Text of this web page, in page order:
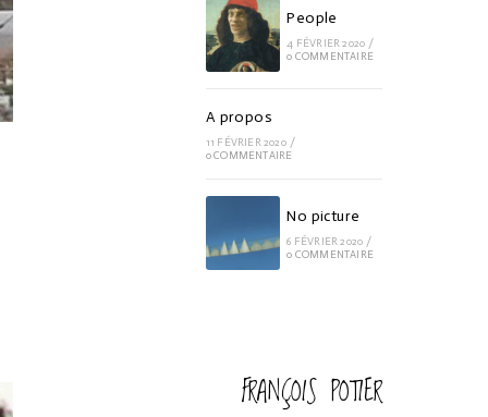
People
4 FÉVRIER 2020 /
0 COMMENTAIRE
A propos
11 FÉVRIER 2020 /
0 COMMENTAIRE
No picture
6 FÉVRIER 2020 /
0 COMMENTAIRE
FRANÇOIS POTIER